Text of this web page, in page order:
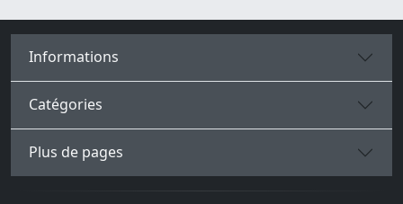
Informations
Catégories
Plus de pages